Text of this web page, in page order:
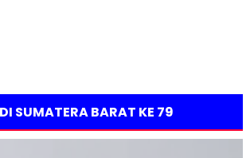
SUMATERA BARAT KE 79